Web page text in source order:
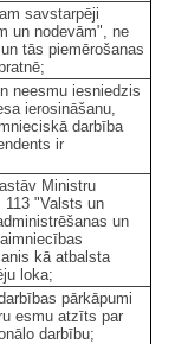
savstarpēji
un nodevām", ne
tās piemērošanas
neesmu iesniedzis
ierosināšanu,
darbība
ir
Ministru
113 "Valsts un
un
kā atbalsta
loka;
pārkāpumi
esmu atzīts par
darbību;